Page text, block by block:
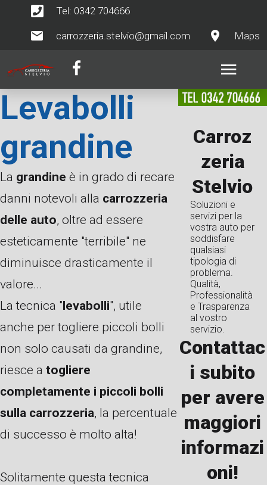
Tel: 0342 704666
carrozzeria.stelvio@gmail.com Maps
Levabolli
grandine
La grandine è in grado di recare
danni notevoli alla carrozzeria
delle auto, oltre ad essere
esteticamente "terribile" ne
diminuisce drasticamente il
valore...
La tecnica "levabolli", utile
anche per togliere piccoli bolli
non solo causati da grandine,
riesce a togliere
completamente i piccoli bolli
sulla carrozzeria, la percentuale
di successo è molto alta!
Solitamente questa tecnica
Carroz
zeria
Stelvio
Soluzioni e
servizi per la
vostra auto per
soddisfare
qualsiasi
tipologia di
problema.
Qualità,
Professionalità
e Trasparenza
al vostro
servizio.
Contattac
i subito
per avere
maggiori
informazi
oni!